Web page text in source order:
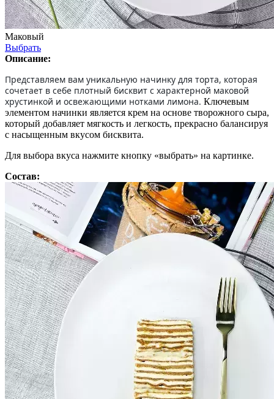
Маковый
Выбрать
Описание:
Представляем вам уникальную начинку для торта, которая
сочетает в себе плотный бисквит с характерной маковой
хрустинкой и освежающими нотками лимона. Ключевым
элементом начинки является крем на основе творожного сыра,
который добавляет мягкость и легкость, прекрасно балансируя
с насыщенным вкусом бисквита.
Для выбора вкуса нажмите кнопку «выбрать» на картинке.
Состав: